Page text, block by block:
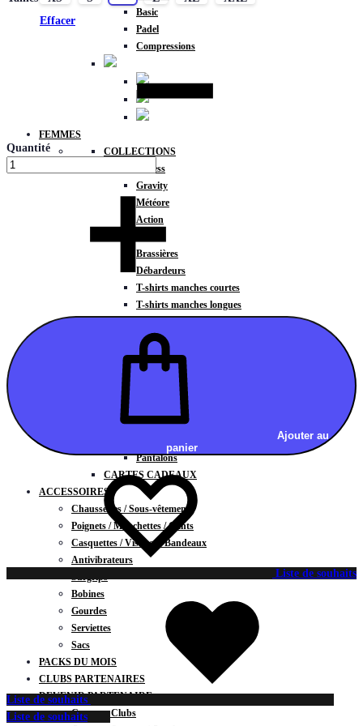
Basic
Padel
Compressions
FEMMES
COLLECTIONS
Fitness
Gravity
Météore
Action
Brassières
Débardeurs
T-shirts manches courtes
T-shirts manches longues
Sweats à capuche
Sweats à capuche zippé
Vestes
BAS
Shorts
Pantalons
CARTES CADEAUX
ACCESSOIRES
Chaussettes / Sous-vêtements
Poignets / Manchettes / Gants
Casquettes / Visières / Bandeaux
Antivibrateurs
Surgrips
Bobines
Gourdes
Serviettes
Sacs
PACKS DU MOIS
CLUBS PARTENAIRES
DEVENIR PARTENAIRE
Contrats Clubs
Effacer
Quantité
Ajouter au
panier
Liste de souhaits
Liste de souhaits
Liste de souhaits